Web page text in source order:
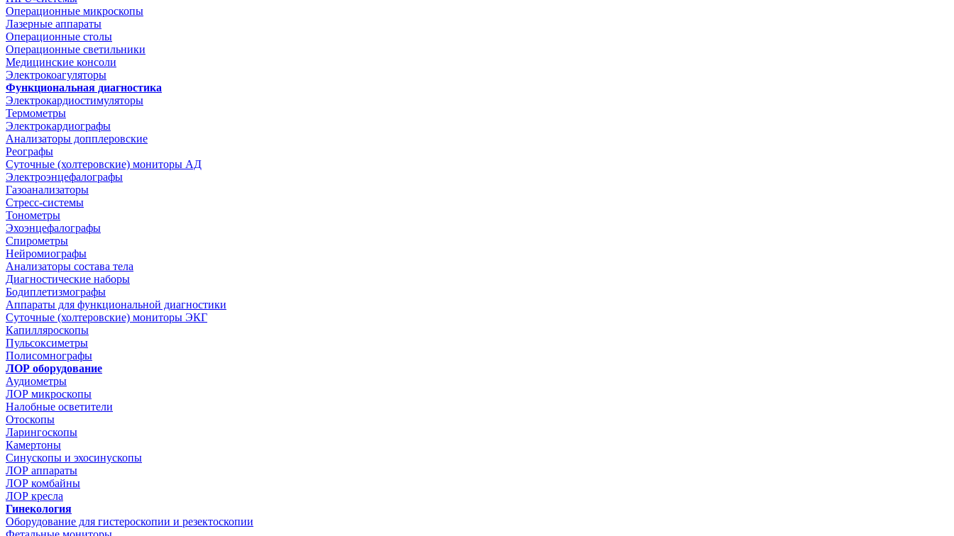
Операционные микроскопы
Лазерные аппараты
Операционные столы
Операционные светильники
Медицинские консоли
Электрокоагуляторы
Функциональная диагностика
Электрокардиостимуляторы
Термометры
Электрокардиографы
Анализаторы допплеровские
Реографы
Суточные (холтеровские) мониторы АД
Электроэнцефалографы
Газоанализаторы
Стресс-системы
Тонометры
Эхоэнцефалографы
Спирометры
Нейромиографы
Анализаторы состава тела
Диагностические наборы
Бодиплетизмографы
Аппараты для функциональной диагностики
Суточные (холтеровские) мониторы ЭКГ
Капилляроскопы
Пульсоксиметры
Полисомнографы
ЛОР оборудование
Аудиометры
ЛОР микроскопы
Налобные осветители
Отоскопы
Ларингоскопы
Камертоны
Синускопы и эхосинускопы
ЛОР аппараты
ЛОР комбайны
ЛОР кресла
Гинекология
Оборудование для гистероскопии и резектоскопии